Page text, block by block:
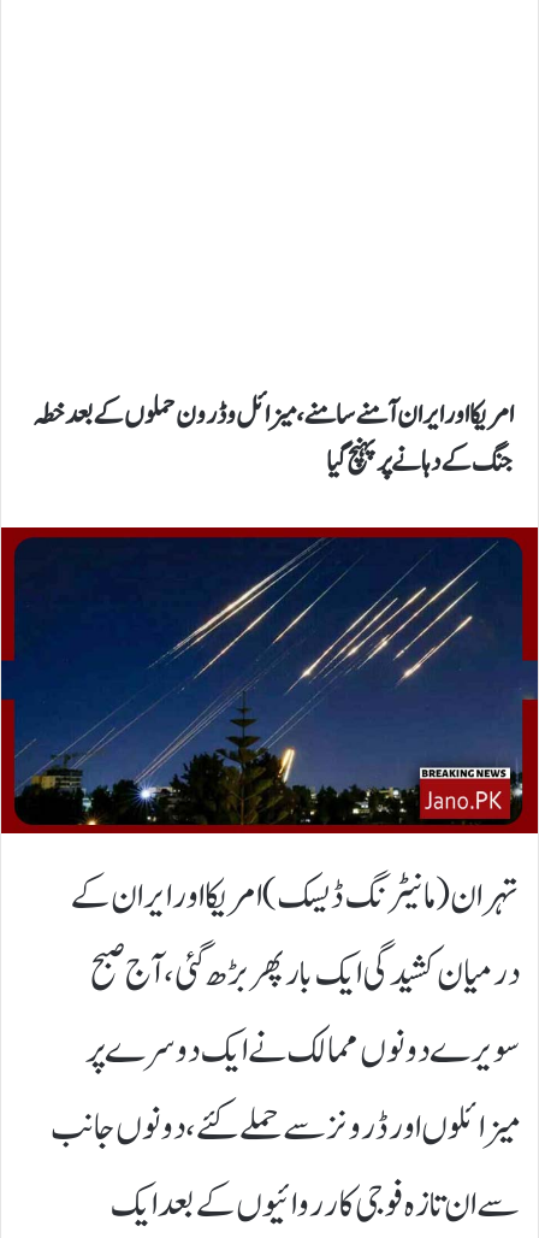
امریکا اور ایران آمنے سامنے، میزائل و ڈرون حملوں کے بعد خطہ
جنگ کے دہانے پر پہنچ گیا
تہران(مانیٹرنگ ڈیسک) امریکا اور ایران کے
درمیان کشیدگی ایک بار پھر بڑھ گئی، آج صبح
سویرے دونوں ممالک نے ایک دوسرے پر
میزائلوں اور ڈرونز سے حملے کئے، دونوں جانب
سے ان تازہ فوجی کارروائیوں کے بعد ایک